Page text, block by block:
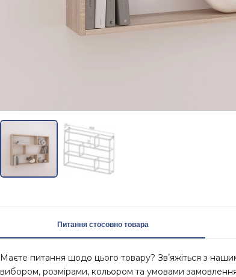
Питання стосовно товара
Маєте питання щодо цього товару? Звʼяжіться з
вибором, розмірами, кольором та умовами